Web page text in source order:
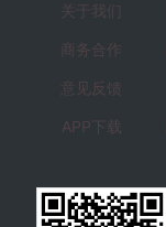
关于我们
商务合作
意见反馈
APP下载